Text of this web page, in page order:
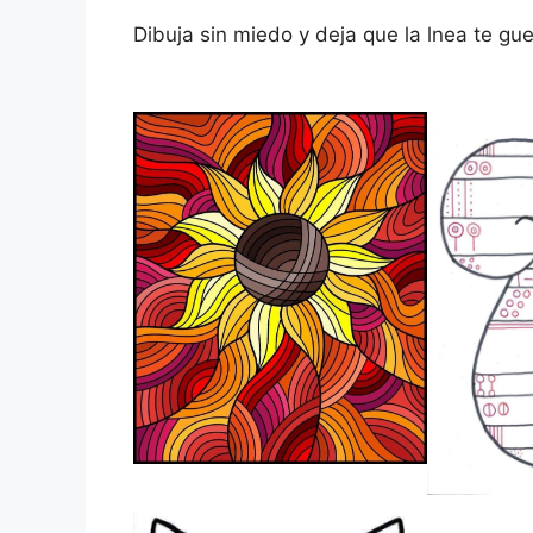
Dibuja sin miedo y deja que la lnea te